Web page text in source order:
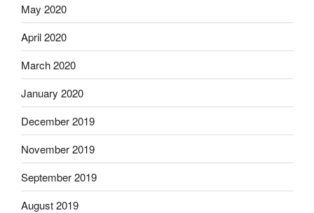
May 2020
April 2020
March 2020
January 2020
December 2019
November 2019
September 2019
August 2019